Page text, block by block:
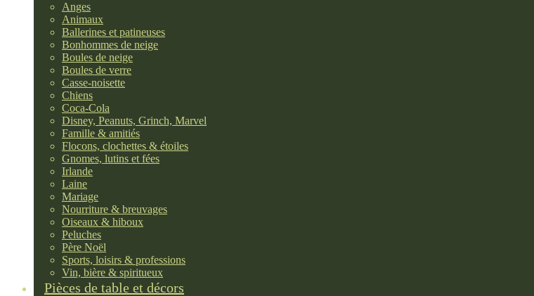
Anges
Animaux
Ballerines et patineuses
Bonhommes de neige
Boules de neige
Boules de verre
Casse-noisette
Chiens
Coca-Cola
Disney, Peanuts, Grinch, Marvel
Famille & amitiés
Flocons, clochettes & étoiles
Gnomes, lutins et fées
Irlande
Laine
Mariage
Nourriture & breuvages
Oiseaux & hiboux
Peluches
Père Noël
Sports, loisirs & professions
Vin, bière & spiritueux
Pièces de table et décors